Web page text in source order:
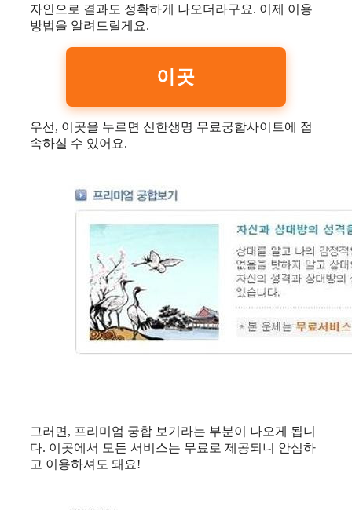
자인으로 결과도 정확하게 나오더라구요. 이제 이용
방법을 알려드릴게요.
이곳
우선, 이곳을 누르면 신한생명 무료궁합사이트에 접
속하실 수 있어요.
그러면, 프리미엄 궁합 보기라는 부분이 나오게 됩니
다. 이곳에서 모든 서비스는 무료로 제공되니 안심하
고 이용하셔도 돼요!